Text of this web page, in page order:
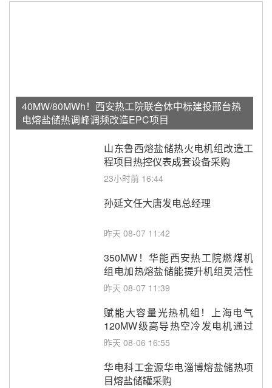
40MW/80MWh！西安热工院联合体中标建投邢台热
电熔盐储热调峰调频改造EPC项目
山东鲁西熔盐储热火电机组改造工
程项目热控仪表成套设备采购
23小时前 16:44
孙延文任大唐发电总经理
昨天 08-07 11:42
350MW！华能西安热工院燃煤机
组电加热熔盐储能提升机组灵活性
改造项目初步设计第三方评审服务
昨天 08-07 11:39
赋能大容量光热机组！上海电气
120MW级高导热空冷发电机通过
型式试验
昨天 08-06 16:55
华电科工金源华电淄博熔盐储热项
目熔盐储罐采购